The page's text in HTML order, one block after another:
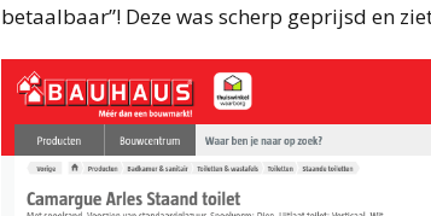
betaalbaar”! Deze was scherp geprijsd en